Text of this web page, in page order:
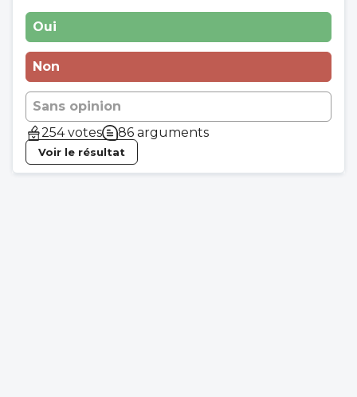
Oui
Non
Sans opinion
254 votes
86 arguments
Voir le résultat